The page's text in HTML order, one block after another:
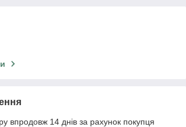
впродовж 14 днів за рахунок покупця